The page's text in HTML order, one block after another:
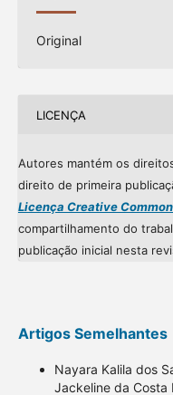
Original
LICENÇA
Autores mantém os
direito de primeira
Licença Creative
compartilhamento do
publicação inicial nesta
Artigos Semelhantes
Nayara Kalila dos
Jackeline da Costa